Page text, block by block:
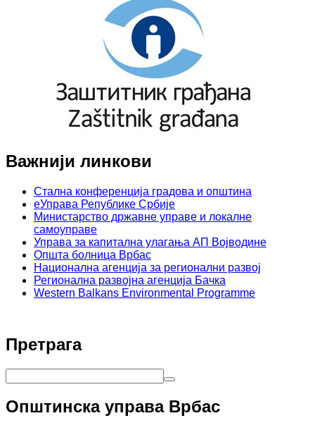
Важнији линкови
Стална конференција градова и општина
еУправа Републике Србије
Министарство државне управе и локалне
самоуправе
Управа за капитална улагања АП Војводине
Општа болница Врбас
Национална агенција за регионални развој
Регионална развојна агенција Бачка
Western Balkans Environmental Programme
Претрага
Општинска управа Врбас